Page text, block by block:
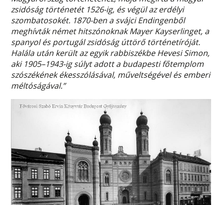
zsidóság történetét 1526-ig, és végül az erdélyi
szombatosokét. 1870-ben a svájci Endingenből
meghívták német hitszónoknak Mayer Kayserlinget, a
spanyol és portugál zsidóság úttörő történetíróját.
Halála után került az egyik rabbiszékbe Hevesi Simon,
aki 1905–1943-ig súlyt adott a budapesti főtemplom
szószékének ékesszólásával, műveltségével és emberi
méltóságával.”